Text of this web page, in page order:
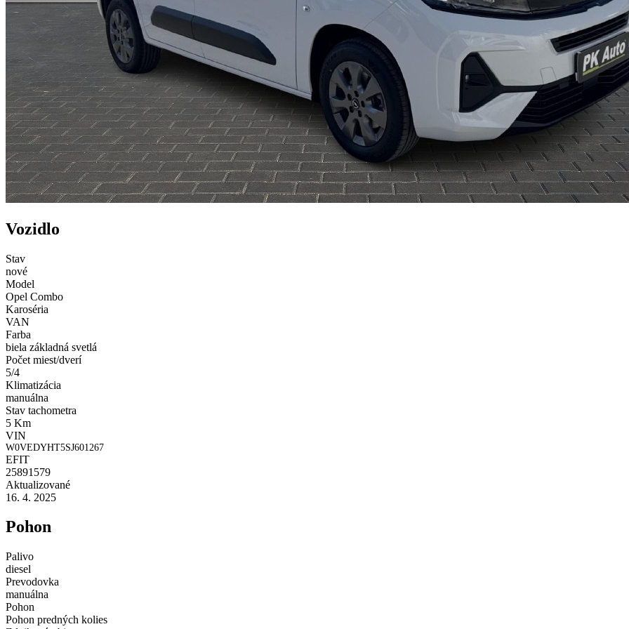
Vozidlo
Stav
nové
Model
Opel Combo
Karoséria
VAN
Farba
biela základná svetlá
Počet miest/dverí
5/4
Klimatizácia
manuálna
Stav tachometra
5 Km
VIN
W0VEDYHT5SJ601267
EFIT
25891579
Aktualizované
16. 4. 2025
Pohon
Palivo
diesel
Prevodovka
manuálna
Pohon
Pohon predných kolies